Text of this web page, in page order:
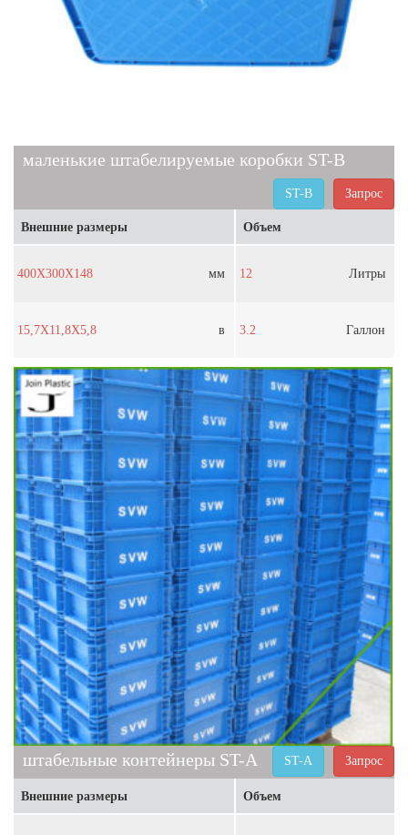
маленькие штабелируемые коробки ST-B
Запрос
ST-B
Внешние размеры
400X300X148 мм
15,7X11,8X5,8 в
Объем
12 Литры
3.2 Галлон
штабельные контейнеры ST-A Запрос
ST-A
Внешние размеры Объем